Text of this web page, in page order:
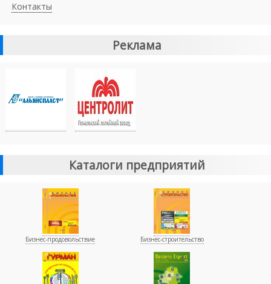
Контакты
Реклама
Каталоги предприятий
Бизнес-продовольствие Бизнес-строительство